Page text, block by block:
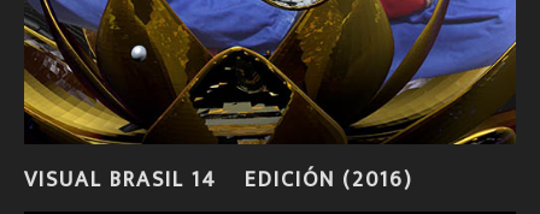
VISUAL BRASIL 14º EDICIÓN (2016)